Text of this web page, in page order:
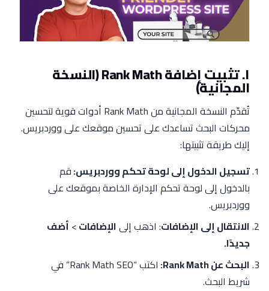
١. تثبيت إضافة Rank Math (النسخة
المجانية)
تُقدّم النسخة المجانية من Rank Math أدوات قوية لتحسين
محركات البحث تساعدك على تحسين موقعك على ووردبريس.
إليك طريقة تثبيتها:
تسجيل الدخول إلى لوحة تحكم ووردبريس:قم
بالدخول إلى لوحة تحكم الإدارة الخاصة بموقعك على
ووردبريس.
الانتقال إلى الإضافات: اذهب إلىالإضافات> أضف
جديدًا.
البحث عن Rank Math:
اكتب “Rank Math SEO” في
شريط البحث.